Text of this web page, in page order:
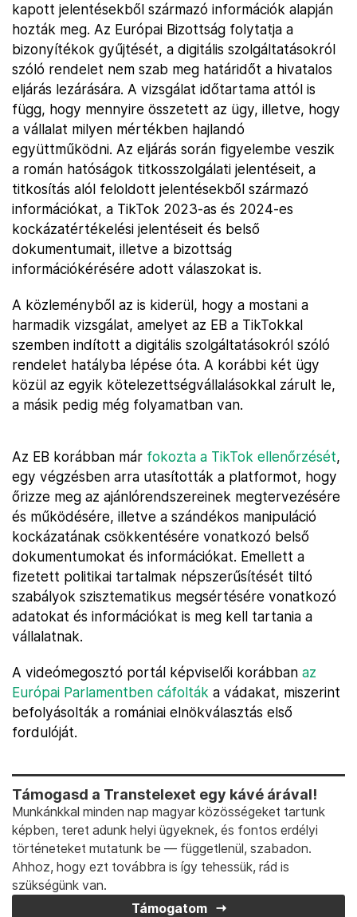
kapott jelentésekből származó információk alapján
hozták meg. Az Európai Bizottság folytatja a
bizonyítékok gyűjtését, a digitális szolgáltatásokról
szóló rendelet nem szab meg határidőt a hivatalos
eljárás lezárására. A vizsgálat időtartama attól is
függ, hogy mennyire összetett az ügy, illetve, hogy
a vállalat milyen mértékben hajlandó
együttműködni. Az eljárás során figyelembe veszik
a román hatóságok titkosszolgálati jelentéseit, a
titkosítás alól feloldott jelentésekből származó
információkat, a TikTok 2023-as és 2024-es
kockázatértékelési jelentéseit és belső
dokumentumait, illetve a bizottság
információkérésére adott válaszokat is.
A közleményből az is kiderül, hogy a mostani a
harmadik vizsgálat, amelyet az EB a TikTokkal
szemben indított a digitális szolgáltatásokról szóló
rendelet hatályba lépése óta. A korábbi két ügy
közül az egyik kötelezettségvállalásokkal zárult le,
a másik pedig még folyamatban van.
Az EB korábban már fokozta a TikTok ellenőrzését,
egy végzésben arra utasították a platformot, hogy
őrizze meg az ajánlórendszereinek megtervezésére
és működésére, illetve a szándékos manipuláció
kockázatának csökkentésére vonatkozó belső
dokumentumokat és információkat. Emellett a
fizetett politikai tartalmak népszerűsítését tiltó
szabályok szisztematikus megsértésére vonatkozó
adatokat és információkat is meg kell tartania a
vállalatnak.
A videómegosztó portál képviselői korábban az
Európai Parlamentben cáfolták a vádakat, miszerint
befolyásolták a romániai elnökválasztás első
fordulóját.
Támogasd a Transtelexet egy kávé árával!
Munkánkkal minden nap magyar közösségeket tartunk
képben, teret adunk helyi ügyeknek, és fontos erdélyi
történeteket mutatunk be — függetlenül, szabadon.
Ahhoz, hogy ezt továbbra is így tehessük, rád is
szükségünk van.
Támogatom